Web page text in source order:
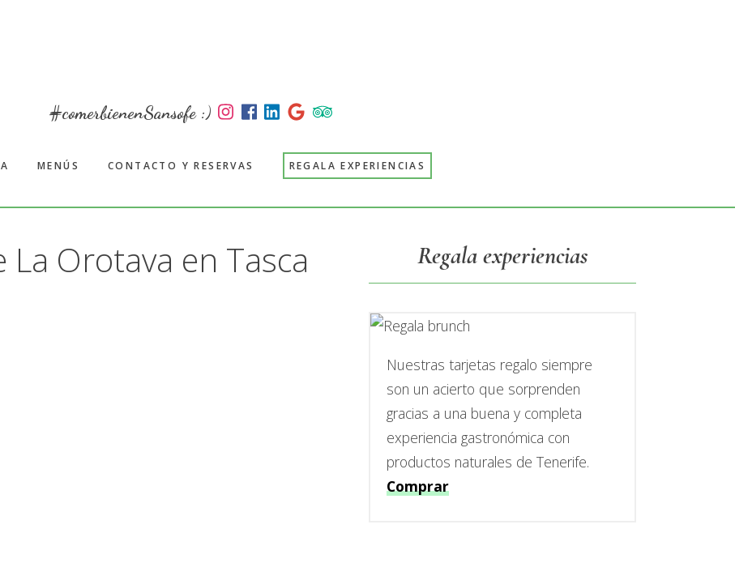
#comerbienenSansofe :)
MENÚS CONTACTO Y RESERVAS REGALA EXPERIENCIAS
La Orotava en Tasca
Primary
Sidebar
Regala experiencias
Nuestras tarjetas regalo siempre
son un acierto que sorprenden
gracias a una buena y completa
experiencia gastronómica con
productos naturales de Tenerife.
Comprar